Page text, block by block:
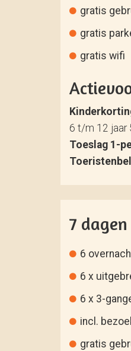
gratis
gratis
gratis wifi
6 t/m 12 jaar
Toeslag 1-
7
6
6 x
6 x 3-
incl.
gratis